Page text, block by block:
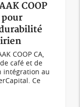
COOP
pour
COOP CA,
café et de
intégration au
Ce